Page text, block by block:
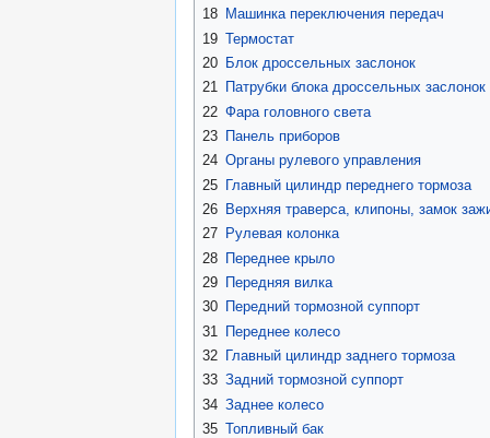
18 Машинка переключения передач
19 Термостат
20 Блок дроссельных заслонок
21 Патрубки блока дроссельных заслонок
22 Фара головного света
23 Панель приборов
24 Органы рулевого управления
25 Главный цилиндр переднего тормоза
26 Верхняя траверса, клипоны, замок
27 Рулевая колонка
28 Переднее крыло
29 Передняя вилка
30 Передний тормозной суппорт
31
Переднее колесо
32 Главный цилиндр заднего тормоза
33 Задний тормозной суппорт
34 Заднее колесо
35 Топливный бак